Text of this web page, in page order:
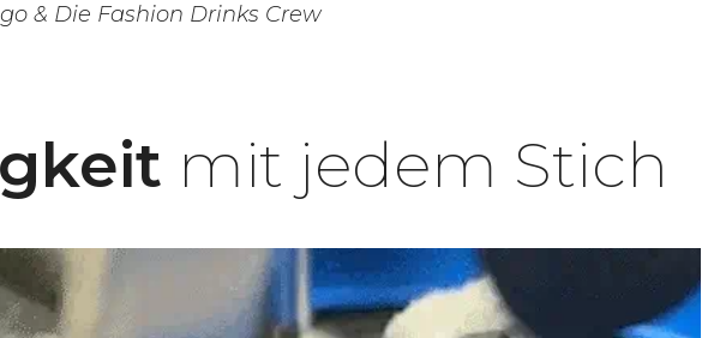
& Die Fashion Drinks Crew
mit jedem Stich